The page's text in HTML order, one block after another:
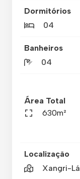
Dormitórios
04
Banheiros
04
Área Total
630m²
Localização
Xangri-Lá